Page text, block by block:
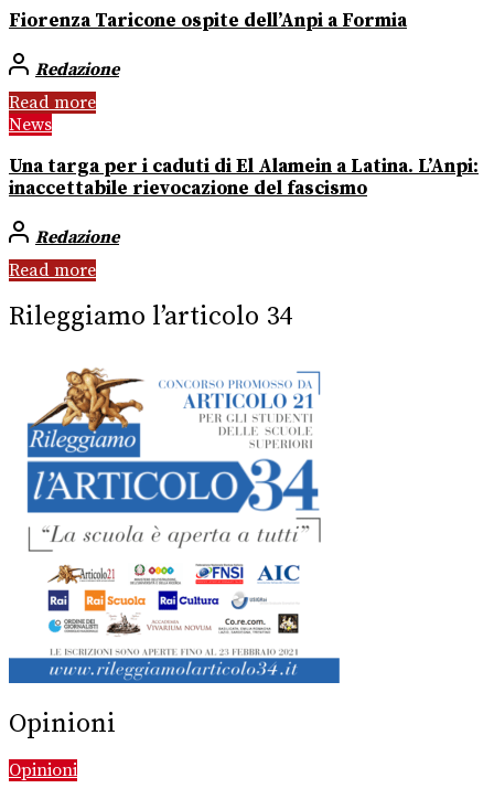
Fiorenza Taricone ospite dell’Anpi a Formia
Redazione
Read more
News
Una targa per i caduti di El Alamein a Latina. L’Anpi:
inaccettabile rievocazione del fascismo
Redazione
Read more
Rileggiamo l’articolo 34
Opinioni
Opinioni